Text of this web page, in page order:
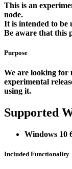
This is an
node.
It is intended to be
Be aware that this
Purpose
We are looking for
experimental
using it.
Supported
Windows 10
Included Functionality